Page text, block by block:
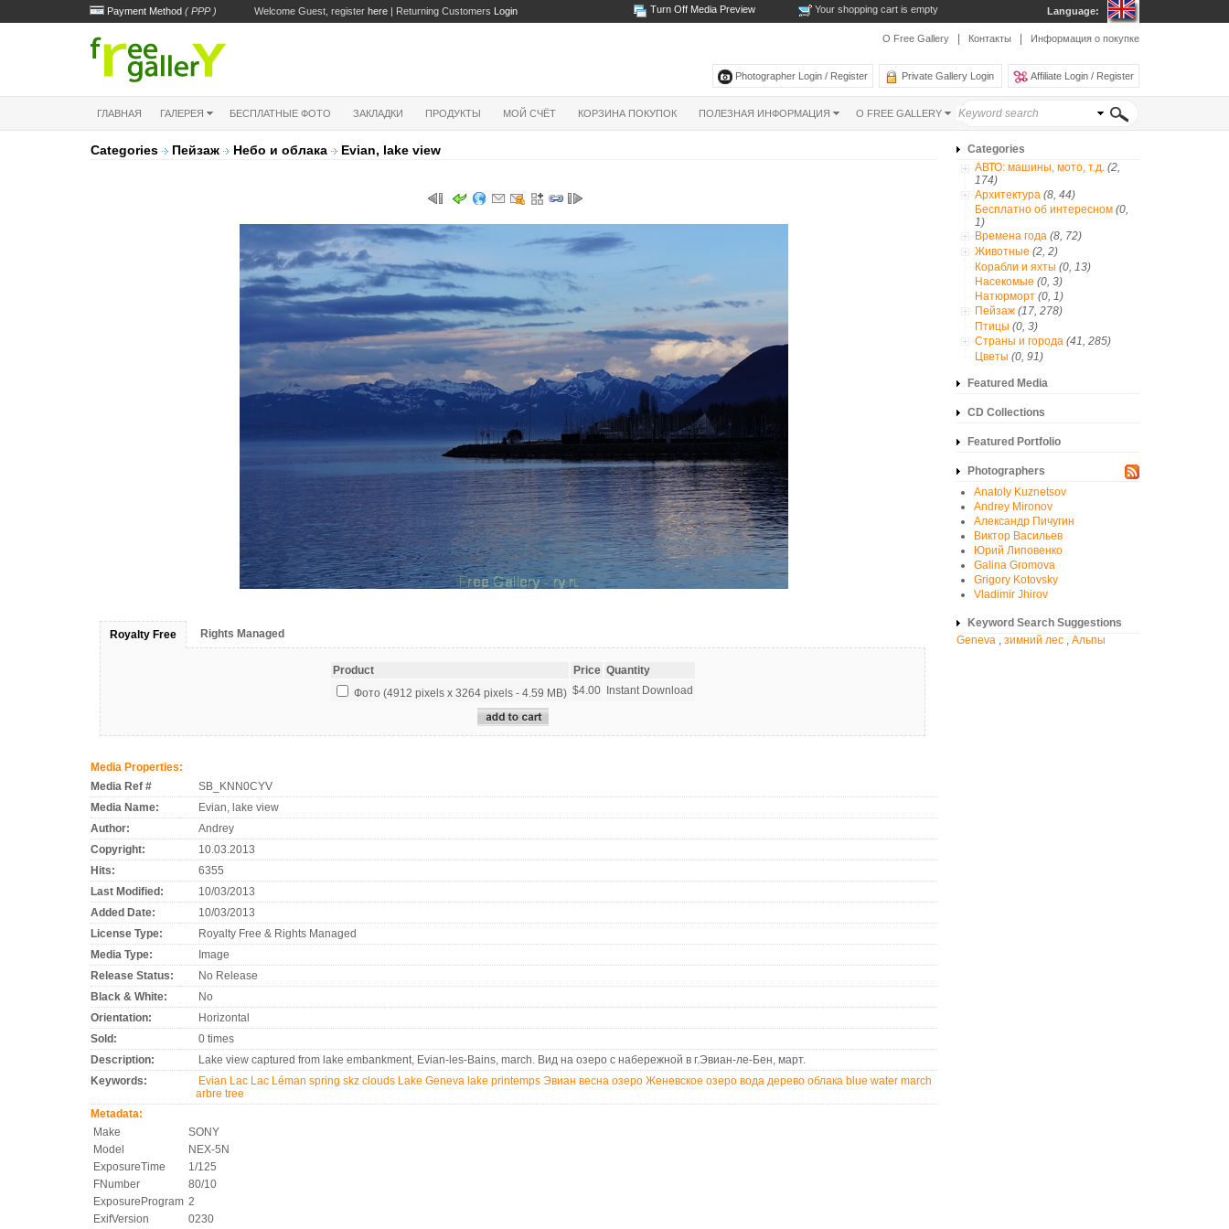
Payment Method ( PPP ) Welcome Guest, register here | Returning Customers Login Turn Off Media Preview Your shopping cart is empty Language:
О Free Gallery Контакты Информация о покупке
Photographer Login / Register Private Gallery Login Affiliate Login / Register
ГЛАВНАЯ ГАЛЕРЕЯ БЕСПЛАТНЫЕ ФОТО ЗАКЛАДКИ ПРОДУКТЫ МОЙ СЧЁТ КОРЗИНА ПОКУПОК ПОЛЕЗНАЯ ИНФОРМАЦИЯ О FREE GALLERY
Categories Пейзаж Небо и облака Evian, lake view
Royalty Free Rights Managed
Product Price Quantity
Фото (4912 pixels x 3264 pixels - 4.59 MB) $4.00 Instant Download
Media Properties:
Media Ref #
SB_KNN0CYV
Media Name:
Evian, lake view
Author:
Andrey
Copyright:
10.03.2013
Hits:
6355
Last Modified:
10/03/2013
Added Date:
10/03/2013
License Type:
Royalty Free & Rights Managed
Media Type:
Image
Release Status:
No Release
Black & White:
No
Orientation:
Horizontal
Sold:
0 times
Description:
Lake view captured from lake embankment, Evian-les-Bains, march. Вид на озеро с набережной в г.Эвиан-ле-Бен, март.
Keywords:
Evian Lac Lac Léman spring skz clouds Lake Geneva lake printemps Эвиан весна озеро Женевское озеро вода дерево облака blue water march
arbre tree
Metadata:
Make
SONY
Model
NEX-5N
ExposureTime
1/125
FNumber
80/10
ExposureProgram 2
ExifVersion
0230
Categories
АВТО: машины, мото, т.д. (2,
174)
Архитектура (8, 44)
Бесплатно об интересном (0,
1)
Времена года (8, 72)
Животные (2, 2)
Корабли и яхты (0, 13)
Насекомые (0, 3)
Натюрморт (0, 1)
Пейзаж (17, 278)
Птицы (0, 3)
Страны и города (41, 285)
Цветы (0, 91)
Featured Media
CD Collections
Featured Portfolio
Photographers
Anatoly Kuznetsov
Andrey Mironov
Александр Пичугин
Виктор Васильев
Юрий Липовенко
Galina Gromova
Grigory Kotovsky
Vladimir Jhirov
Keyword Search Suggestions
Geneva , зимний лес , Альпы